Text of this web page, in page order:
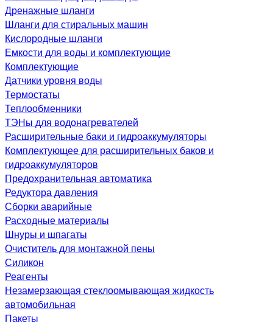
Дренажные шланги
Шланги для стиральных машин
Кислородные шланги
Емкости для воды и комплектующие
Комплектующие
Датчики уровня воды
Термостаты
Теплообменники
ТЭНы для водонагревателей
Расширительные баки и гидроаккумуляторы
Комплектующее для расширительных баков и
гидроаккумуляторов
Предохранительная автоматика
Редуктора давления
Сборки аварийные
Расходные материалы
Шнуры и шпагаты
Очиститель для монтажной пены
Силикон
Реагенты
Незамерзающая стеклоомывающая жидкость
автомобильная
Пакеты